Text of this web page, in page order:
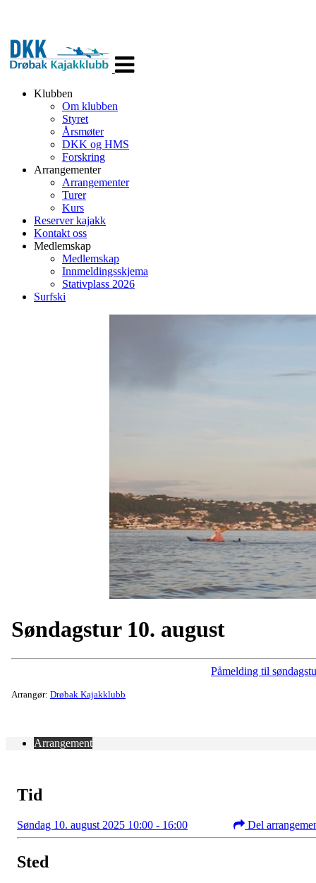
navigasjon
Klubben
Om klubben
Styret
Årsmøter
DKK og HMS
Forskring
Arrangementer
Arrangementer
Turer
Kurs
Reserver kajakk
Kontakt oss
Medlemskap
Medlemskap
Innmeldingsskjema
Stativplass 2026
Surfski
Søndagstur 10. august
Arrangør: Drøbak Kajakklubb
Påmelding til
Arrangement
Tid
Søndag 10. august 2025 10:00 - 16:00 Del
Sted